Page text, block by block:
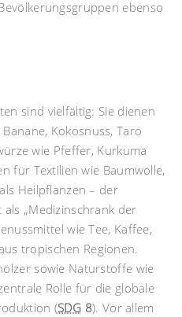
ebenso
sind vielfältig: Sie dienen
Kokosnuss, Taro
wie Pfeffer, Kurkuma
für Textilien wie Baumwolle,
Heilpflanzen – der
„Medizinschrank der
wie Tee, Kaffee,
tropischen Regionen.
sowie Naturstoffe wie
Rolle für die globale
(SDG 8). Vor allem